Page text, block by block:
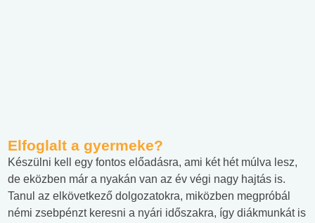
Elfoglalt a gyermeke?
Készülni kell egy fontos előadásra, ami két hét múlva lesz,
de eközben már a nyakán van az év végi nagy hajtás is.
Tanul az elkövetkező dolgozatokra, miközben megpróbál
némi zsebpénzt keresni a nyári időszakra, így diákmunkát is